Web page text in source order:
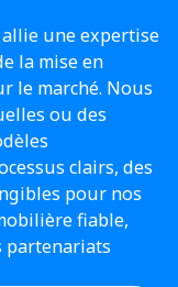
allie une expertise
la mise en
le marché. Nous
ou des
clairs, des
pour nos
fiable,
partenariats